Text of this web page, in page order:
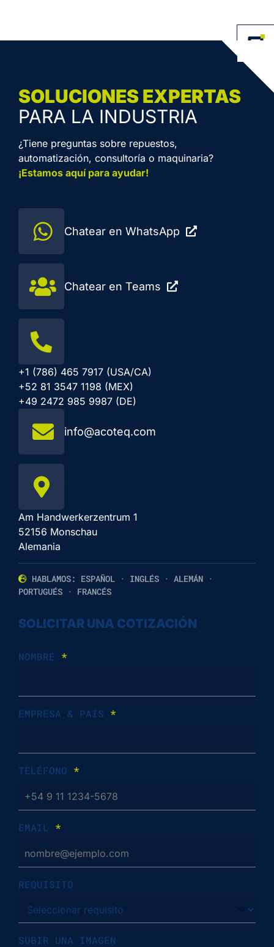
SOLUCIONES EXPERTAS
PARA LA INDUSTRIA
¿Tiene preguntas sobre repuestos,
automatización, consultoría o maquinaria?
¡Estamos aquí para ayudar!
Chatear en WhatsApp
Chatear en Teams
+1 (786) 465 7917 (USA/CA)
+52 81 3547 1198 (MEX)
+49 2472 985 9987 (DE)
info@acoteq.com
Am Handwerkerzentrum 1
52156 Monschau
Alemania
HABLAMOS: ESPAÑOL · INGLÉS · ALEMÁN ·
PORTUGUÉS · FRANCÉS
SOLICITAR UNA COTIZACIÓN
NOMBRE *
EMPRESA & PAÍS *
TELÉFONO *
EMAIL *
REQUISITO
SUBIR UNA IMAGEN